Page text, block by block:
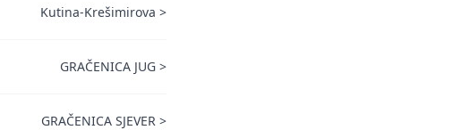
Kutina-Krešimirova >
GRAČENICA JUG >
GRAČENICA SJEVER >